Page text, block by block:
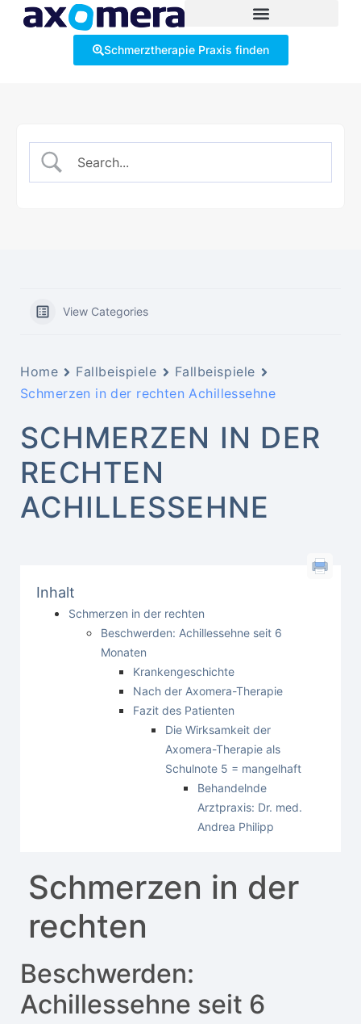
Schmerztherapie Praxis finden
View Categories
Home Fallbeispiele
Fallbeispiele
Schmerzen in der rechten Achillessehne
SCHMERZEN IN DER
RECHTEN
ACHILLESSEHNE
Inhalt
Schmerzen in der rechten
Beschwerden: Achillessehne seit 6
Monaten
Krankengeschichte
Nach der Axomera-Therapie
Fazit des Patienten
Die Wirksamkeit der
Axomera-Therapie als
Schulnote 5 = mangelhaft
Behandelnde
Arztpraxis: Dr. med.
Andrea Philipp
Schmerzen in der
rechten
Beschwerden:
Achillessehne seit 6